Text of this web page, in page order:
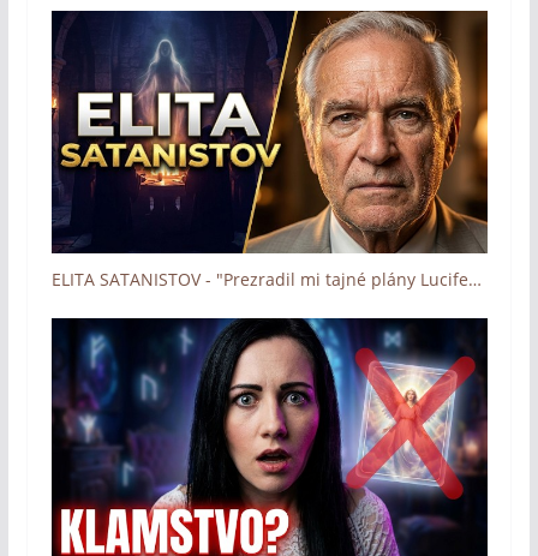
ELITA SATANISTOV - "Prezradil mi tajné plány Lucifera" (Boh zázrakov - Človek a dotyk Lásky)